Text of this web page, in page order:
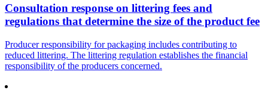
Consultation response on littering fees and
regulations that determine the size of the product fee
Producer responsibility for packaging includes contributing to
reduced littering. The littering regulation establishes the financial
responsibility of the producers concerned.